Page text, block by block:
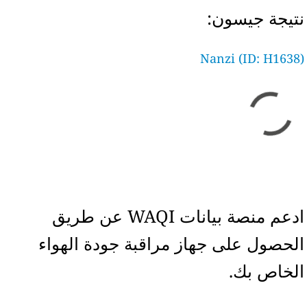
نتيجة جيسون:
Nanzi (ID: H1638)
ادعم منصة بيانات WAQI عن طريق
الحصول على جهاز مراقبة جودة الهواء
الخاص بك.